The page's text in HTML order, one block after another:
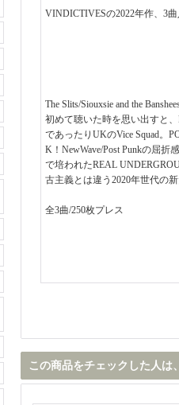
VINDICTIVESの2022年作、3曲
The Slits/Siouxsie and the
初めて聴いた時を思い出すと、
であったりUKのVice Squad。
K！NewWave/Post Punkの屈
で培われたREAL
古主義とは違う2020年世代の
全3曲/250枚プレス
この商品をチェックした人は